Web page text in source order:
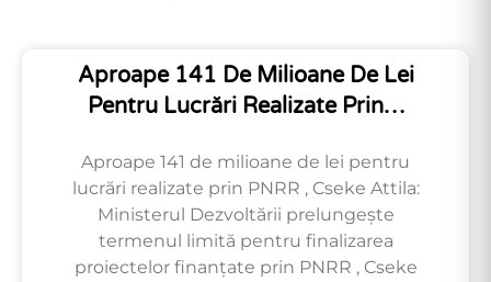
Aproape 141 De Milioane De Lei
Pentru Lucrări Realizate Prin…
Aproape 141 de milioane de lei pentru
lucrări realizate prin PNRR , Cseke Attila:
Ministerul Dezvoltării prelungește
termenul limită pentru finalizarea
proiectelor finanțate prin PNRR , Cseke